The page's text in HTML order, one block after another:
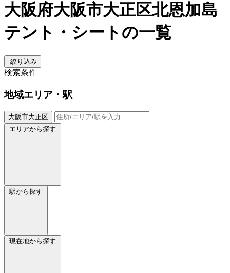
大阪府大阪市大正区北恩加島
テント・シートの一覧
絞り込み
検索条件
地域エリア・駅
大阪市大正区
エリアから探す
駅から探す
現在地から探す